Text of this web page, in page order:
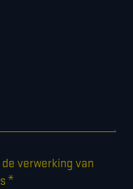
de verwerking van
*